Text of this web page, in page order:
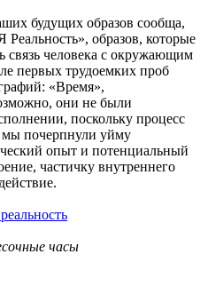
будущих образов сообща,
образов, которые
связь человека с окружающим
первых трудоемких проб
«Время»,
они не были
поскольку процесс
мы почерпнули уйму
опыт и потенциальный
частичку внутреннего
часы